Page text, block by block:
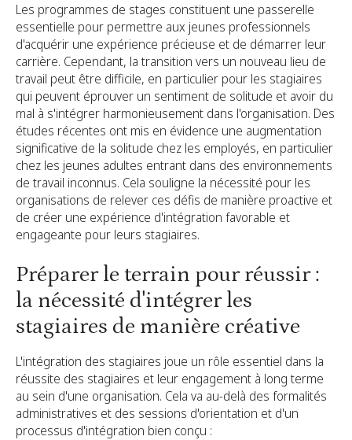
Les programmes de stages constituent une passerelle
essentielle pour permettre aux jeunes professionnels
d'acquérir une expérience précieuse et de démarrer leur
carrière. Cependant, la transition vers un nouveau lieu de
travail peut être difficile, en particulier pour les stagiaires
qui peuvent éprouver un sentiment de solitude et avoir du
mal à s'intégrer harmonieusement dans l'organisation. Des
études récentes ont mis en évidence une augmentation
significative de la solitude chez les employés, en particulier
chez les jeunes adultes entrant dans des environnements
de travail inconnus. Cela souligne la nécessité pour les
organisations de relever ces défis de manière proactive et
de créer une expérience d'intégration favorable et
engageante pour leurs stagiaires.
Préparer le terrain pour réussir :
la nécessité d'intégrer les
stagiaires de manière créative
L'intégration des stagiaires joue un rôle essentiel dans la
réussite des stagiaires et leur engagement à long terme
au sein d'une organisation. Cela va au-delà des formalités
administratives et des sessions d'orientation et d'un
processus d'intégration bien conçu :